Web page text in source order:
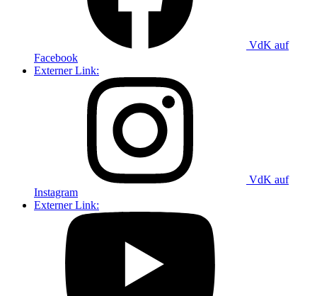
VdK auf
Facebook
Externer Link:
VdK auf
Instagram
Externer Link: